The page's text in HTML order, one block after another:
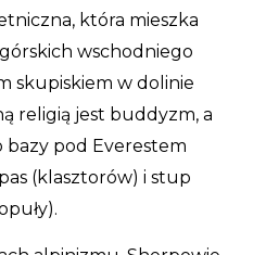
która mieszka
wschodniego
skupiskiem w dolinie
religią jest buddyzm, a
bazy pod Everestem
(klasztorów) i stup